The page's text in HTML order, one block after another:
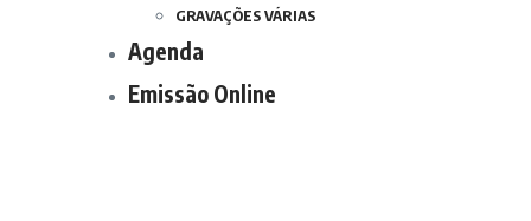
GRAVAÇÕES VÁRIAS
Agenda
Emissão Online